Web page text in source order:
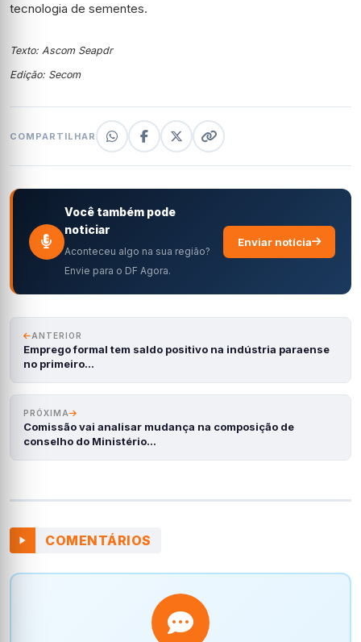
tecnologia de sementes.
Texto: Ascom Seapdr
Edição: Secom
COMPARTILHAR
Você também pode
noticiar
Aconteceu algo na sua região?
Envie para o DF Agora.
Enviar notícia
ANTERIOR
Emprego formal tem saldo positivo na indústria paraense
no primeiro…
PRÓXIMA
Comissão vai analisar mudança na composição de
conselho do Ministério…
COMENTÁRIOS